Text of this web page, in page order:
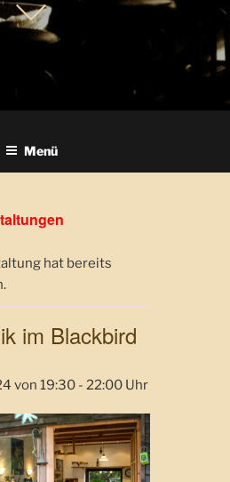
Menü
hat bereits
im Blackbird
von 19:30 - 22:00